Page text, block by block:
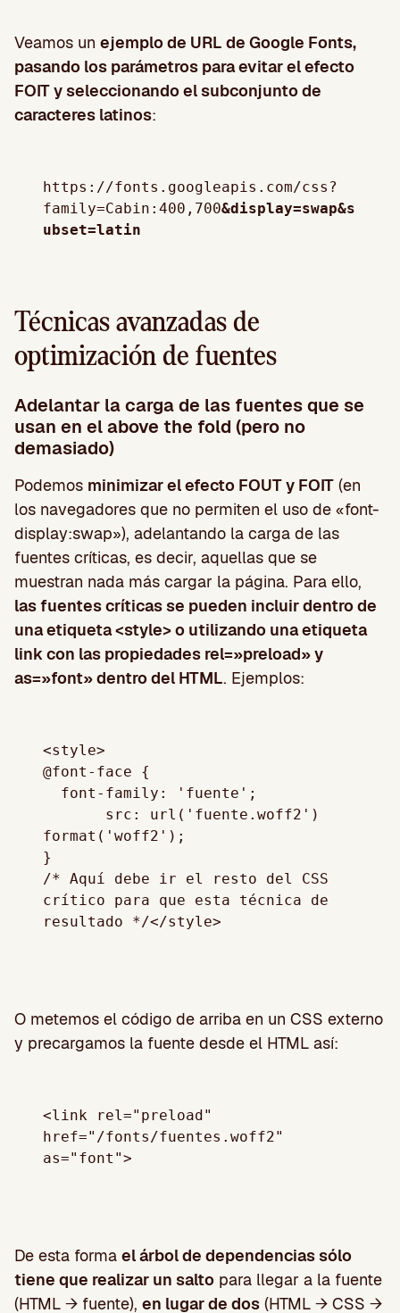
Veamos un ejemplo de URL de Google Fonts,
pasando los parámetros para evitar el efecto
FOIT y seleccionando el subconjunto de
caracteres latinos:
https://fonts.googleapis.com/css?
family=Cabin:400,700&display=swap&s
ubset=latin
Técnicas avanzadas de
optimización de fuentes
Adelantar la carga de las fuentes que se
usan en el above the fold (pero no
demasiado)
Podemos minimizar el efecto FOUT y FOIT (en
los navegadores que no permiten el uso de «font-
display:swap»), adelantando la carga de las
fuentes críticas, es decir, aquellas que se
muestran nada más cargar la página. Para ello,
las fuentes críticas se pueden incluir dentro de
una etiqueta <style> o utilizando una etiqueta
link con las propiedades rel=»preload» y
as=»font» dentro del HTML. Ejemplos:
<style>
@font-face {
format('woff2');
}
/* Aquí debe ir el resto del CSS
crítico para que esta técnica de
O metemos el código de arriba en un CSS externo
y precargamos la fuente desde el HTML así:
<link rel="preload"
href="/fonts/fuentes.woff2"
De esta forma el árbol de dependencias sólo
tiene que realizar un salto para llegar a la fuente
(HTML → fuente), en lugar de dos (HTML → CSS →